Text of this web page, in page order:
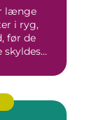
længe
i ryg,
før de